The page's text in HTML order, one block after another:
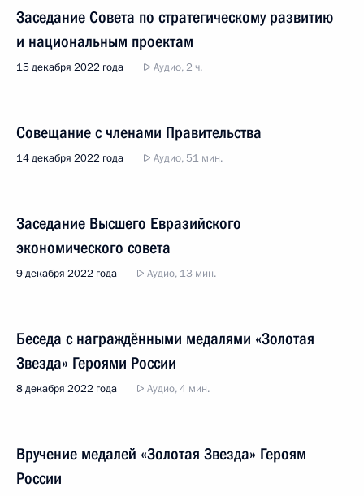
Заседание Совета по стратегическому развитию
и национальным проектам
15 декабря 2022 года Аудио, 2 ч.
Совещание с членами Правительства
14 декабря 2022 года Аудио, 51 мин.
Заседание Высшего Евразийского
экономического совета
9 декабря 2022 года Аудио, 13 мин.
Беседа с награждёнными медалями «Золотая
Звезда» Героями России
8 декабря 2022 года Аудио, 4 мин.
Вручение медалей «Золотая Звезда» Героям
России